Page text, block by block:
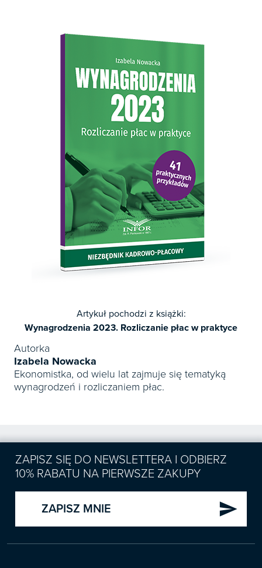
Artykuł pochodzi z książki:
Wynagrodzenia 2023. Rozliczanie płac w praktyce
Autorka
Izabela Nowacka
Ekonomistka, od wielu lat zajmuje się tematyką
wynagrodzeń i rozliczaniem płac.
ZAPISZ SIĘ DO NEWSLETTERA I ODBIERZ
10% RABATU NA PIERWSZE ZAKUPY
ZAPISZ MNIE send